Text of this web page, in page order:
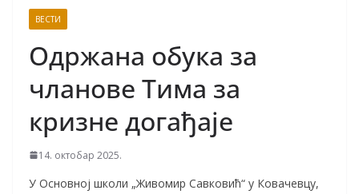
ВЕСТИ
Одржана обука за
чланове Тима за
кризне догађаје
14. октобар 2025.
У Основној школи „Живомир Савковић“ у Ковачевцу,